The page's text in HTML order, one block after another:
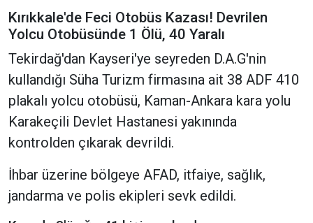
Kırıkkale'de Feci Otobüs Kazası! Devrilen
Yolcu Otobüsünde 1 Ölü, 40 Yaralı
Tekirdağ'dan Kayseri'ye seyreden D.A.G'nin
kullandığı Süha Turizm firmasına ait 38 ADF 410
plakalı yolcu otobüsü, Kaman-Ankara kara yolu
Karakeçili Devlet Hastanesi yakınında
kontrolden çıkarak devrildi.
İhbar üzerine bölgeye AFAD, itfaiye, sağlık,
jandarma ve polis ekipleri sevk edildi.